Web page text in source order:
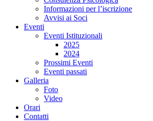
Informazioni per l’iscrizione
Avvisi ai Soci
Eventi
Eventi Istituzionali
2025
2024
Prossimi Eventi
Eventi passati
Galleria
Foto
Video
Orari
Contatti